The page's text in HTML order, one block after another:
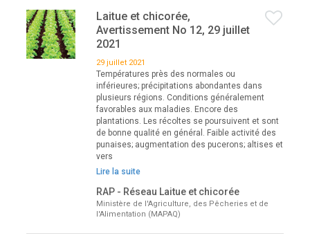
Laitue et chicorée,
Avertissement No 12, 29 juillet
2021
29 juillet 2021
Températures près des normales ou
inférieures; précipitations abondantes dans
plusieurs régions. Conditions généralement
favorables aux maladies. Encore des
plantations. Les récoltes se poursuivent et sont
de bonne qualité en général. Faible activité des
punaises; augmentation des pucerons; altises et
vers
Lire la suite
RAP - Réseau Laitue et chicorée
Ministère de l'Agriculture, des Pêcheries et de
l'Alimentation (MAPAQ)